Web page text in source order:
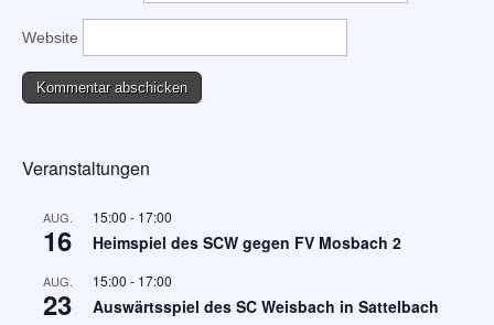
Website
Veranstaltungen
AUG.
16
15:00 - 17:00
Heimspiel des SCW gegen FV Mosbach 2
AUG.
23
15:00 - 17:00
Auswärtsspiel des SC Weisbach in Sattelbach